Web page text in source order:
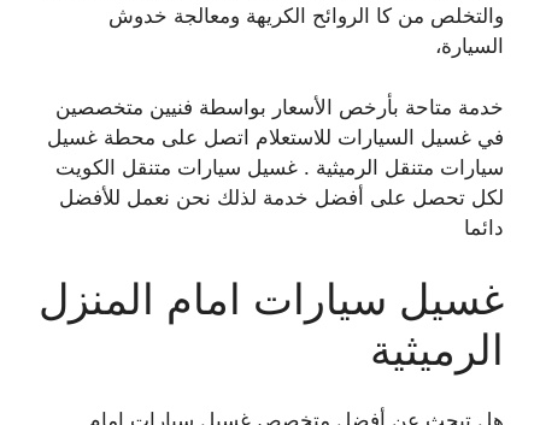
والتخلص من كا الروائح الكريهة ومعالجة خدوش
السيارة،
خدمة متاحة بأرخص الأسعار بواسطة فنيين متخصصين
في غسيل السيارات للاستعلام اتصل على محطة غسيل
سيارات متنقل الرميثية . غسيل سيارات متنقل الكويت
لكل تحصل على أفضل خدمة لذلك نحن نعمل للأفضل
دائما
غسيل سيارات امام المنزل
الرميثية
هل تبحث عن أفضل متخصص غسيل سيارات امام